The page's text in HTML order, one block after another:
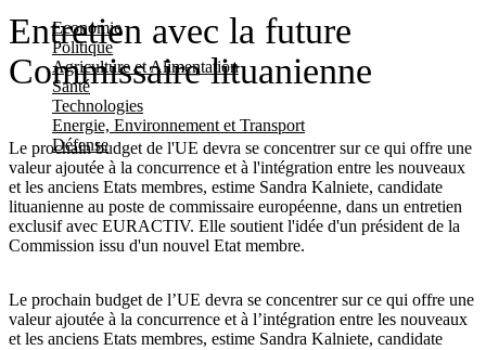
Economie
Politique
Agriculture et Alimentation
Santé
Technologies
Energie, Environnement et Transport
Défense
Entretien avec la future
Commissaire lituanienne
Le prochain budget de l'UE devra se concentrer sur ce qui offre une
valeur ajoutée à la concurrence et à l'intégration entre les nouveaux
et les anciens Etats membres, estime Sandra Kalniete, candidate
lituanienne au poste de commissaire européenne, dans un entretien
exclusif avec EURACTIV. Elle soutient l'idée d'un président de la
Commission issu d'un nouvel Etat membre.
Le prochain budget de l’UE devra se concentrer sur ce qui offre une
valeur ajoutée à la concurrence et à l’intégration entre les nouveaux
et les anciens Etats membres, estime Sandra Kalniete, candidate